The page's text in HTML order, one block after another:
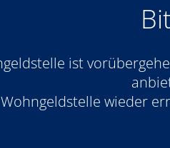
ist
wieder